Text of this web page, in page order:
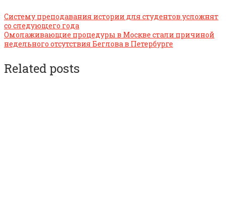
Систему преподавания истории для студентов усложнят
со следующего года
Омолаживающие процедуры в Москве стали причиной
недельного отсутствия Беглова в Петербурге
Related posts